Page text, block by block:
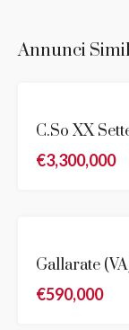
Annunci
€3,300,000
€590,000